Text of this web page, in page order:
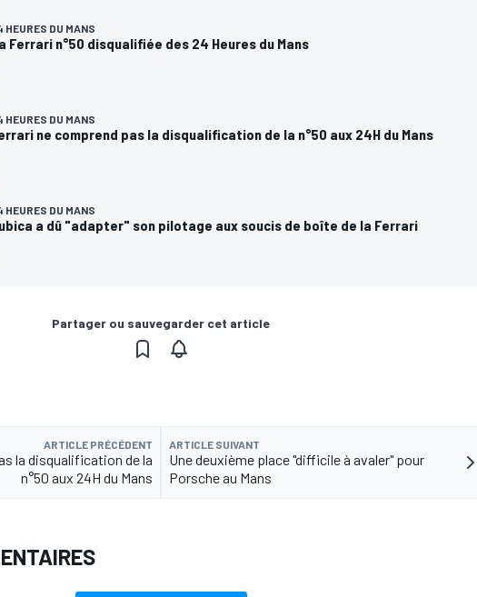
HEURES DU MANS
Ferrari n°50 disqualifiée des 24 Heures du Mans
HEURES DU MANS
ne comprend pas la disqualification de la n°50 aux 24H du Mans
HEURES DU MANS
a dû "adapter" son pilotage aux soucis de boîte de la Ferrari
Partager ou sauvegarder cet article
ARTICLE PRÉCÉDENT
la disqualification de la
n°50 aux 24H du Mans
ARTICLE SUIVANT
Une deuxième place "difficile à avaler" pour
Porsche au Mans